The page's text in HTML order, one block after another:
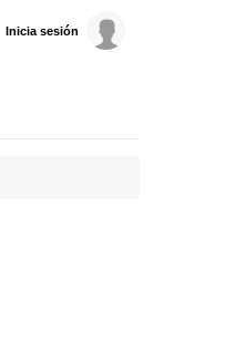
Inicia sesión